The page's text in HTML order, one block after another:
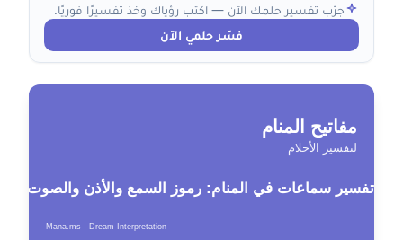
جرّب تفسير حلمك الآن — اكتب رؤياك وخذ تفسيرًا فوريًا.
فسّر حلمي الآن